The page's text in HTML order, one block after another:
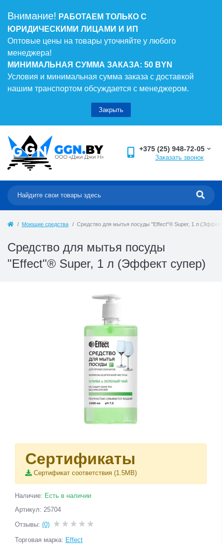
Внимание! РАБОТАЕМ ТОЛЬКО С
ЮРИДИЧЕСКИМИ ЛИЦАМИ И ИП
Оптовые цены на товары уточняйте у любого
менеджера!
МИНИМАЛЬНАЯ СУММА ЗАКАЗА: 50 BYN
Условия и минимальная сумма заказа с доставкой
нашим транспортом обсуждается с менеджером.
Закрыть
+375 (25) 948-72-05
Заказать звонок
Моющие средства Средство для мытья посуды "Effect"® Super, 1 л
Средство для мытья посуды
"Effect"® Super, 1 л (Эффект супер)
Наличие: Есть в наличии
Артикул: 25704
Отзывы: (0)
Торговая марка: Effect
Сертификаты
Сертификат соответствия (1.5MB)